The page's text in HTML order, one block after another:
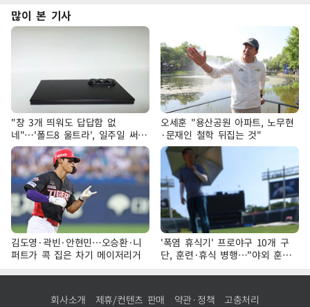
많이 본 기사
"창 3개 띄워도 답답함 없
네"…'폴드8 울트라', 일주일 써보
니
오세훈 "용산공원 아파트, 노무현
·문재인 철학 뒤집는 것"
김도영·곽빈·안현민…오승환·니
퍼트가 콕 집은 차기 메이저리거
'폭염 휴식기' 프로야구 10개 구
단, 훈련·휴식 병행…"야외 훈련
해도 안전 최우선"
회사소개 제휴/컨텐츠 판매 약관·정책 고충처리